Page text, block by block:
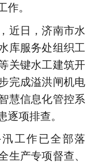
。
近日，济南市水
库服务处组织工
关键水工建筑开
完成溢洪闸机电
慧信息化管控系
逐项排查。
工作已全部落
生产专项督查、